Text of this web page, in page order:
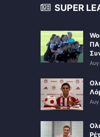
SUPER